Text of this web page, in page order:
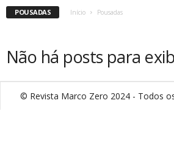
POUSADAS Início Pousadas
Não há posts para
© Revista Marco Zero 2024 - Todos